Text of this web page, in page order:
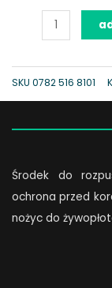
SUPERCLEAN
Rozpuszczalnik
SKU 0782 516 8101
Środek do
ochrona przed
nożyc do